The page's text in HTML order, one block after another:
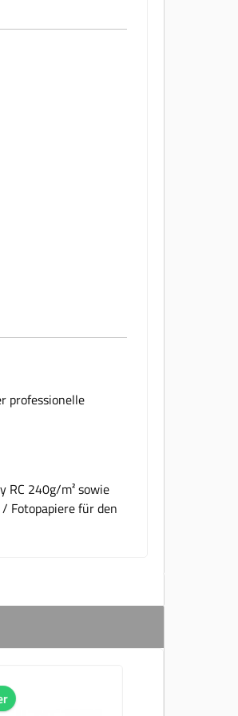
professionelle
RC 240g/m² sowie
Fotopapiere für den
Auf Lager